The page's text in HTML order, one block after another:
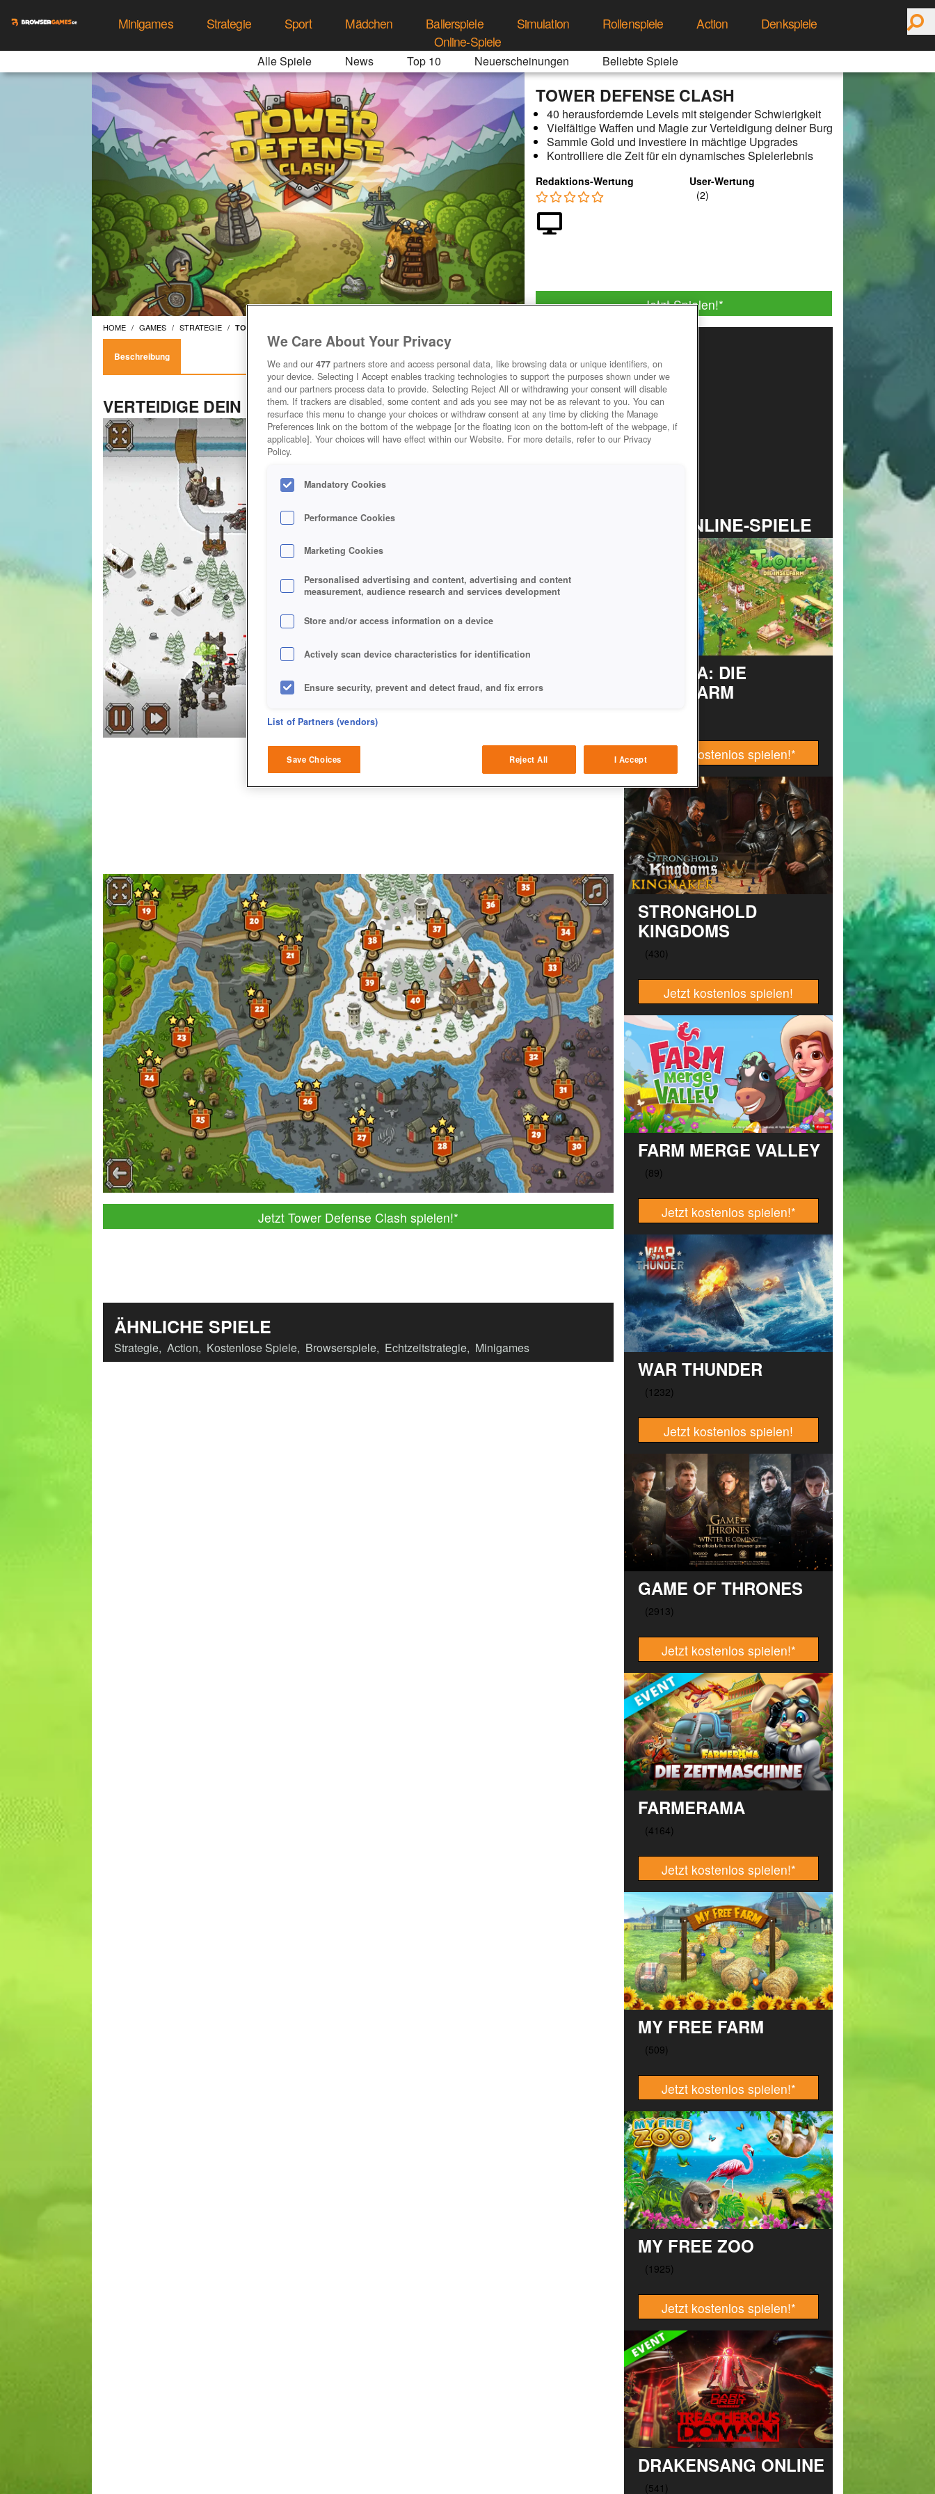
Minigames Strategie Sport Mädchen Ballerspiele Simulation Rollenspiele Action
Denkspiele
Online-Spiele
Alle Spiele News Top 10 Neuerscheinungen Beliebte Spiele
TOWER DEFENSE CLASH
40 herausfordernde Levels mit steigender Schwierigkeit
Vielfältige Waffen und Magie zur Verteidigung deiner Burg
Sammle Gold und investiere in mächtige Upgrades
Kontrolliere die Zeit für ein dynamisches Spielerlebnis
Redaktions-Wertung User-Wertung
Jetzt Spielen!*
HOME GAMES STRATEGIE TOWER-DEFENSE-CLASH
Beschreibung
VERTEIDIGE DEIN REICH IN TOWER DEFENSE CLASH!
Jetzt Tower Defense Clash spielen!*
ÄHNLICHE SPIELE
Strategie, Action, Kostenlose Spiele, Browserspiele, Echtzeitstrategie, Minigames
TOP ONLINE-SPIELE
TAONGA: DIE
INSELFARM
Jetzt kostenlos spielen!*
STRONGHOLD
KINGDOMS
Jetzt kostenlos spielen!
FARM MERGE VALLEY
Jetzt kostenlos spielen!*
WAR THUNDER
Jetzt kostenlos spielen!
GAME OF THRONES
Jetzt kostenlos spielen!*
FARMERAMA
Jetzt kostenlos spielen!*
MY FREE FARM
Jetzt kostenlos spielen!*
MY FREE ZOO
Jetzt kostenlos spielen!*
DRAKENSANG ONLINE
We Care About Your Privacy
We and our 477 partners store and access personal data, like browsing data or unique identifiers, on
your device. Selecting I Accept enables tracking technologies to support the purposes shown under we
and our partners process data to provide. Selecting Reject All or withdrawing your consent will disable
them. If trackers are disabled, some content and ads you see may not be as relevant to you. You can
resurface this menu to change your choices or withdraw consent at any time by clicking the Manage
Preferences link on the bottom of the webpage [or the floating icon on the bottom-left of the webpage, if
applicable]. Your choices will have effect within our Website. For more details, refer to our Privacy
Policy.
Mandatory Cookies
Performance Cookies
Marketing Cookies
Personalised advertising and content, advertising and content
measurement, audience research and services development
Store and/or access information on a device
Actively scan device characteristics for identification
Ensure security, prevent and detect fraud, and fix errors
Deliver and present advertising and content
Match and combine data from other data sources
Link different devices
Show Purposes
List of Partners (vendors)
Save Choices Reject All I Accept